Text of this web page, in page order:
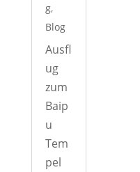
g,
Blog
Ausfl
ug
zum
Baip
u
Tem
pel